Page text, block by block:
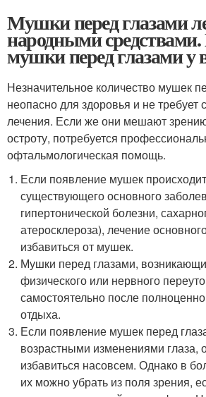
Мушки перед глазами
народными
мушки перед глазами у
Незначительное количество мушек
неопасно для здоровья и не требует
лечения. Если же они мешают
остроту, потребуется
офтальмологическая помощь.
Если появление мушек
существующего основного
гипертонической болезни,
атеросклероза), лечение
избавиться от мушек.
Мушки перед глазами,
физического или нервного
самостоятельно после
отдыха.
Если появление мушек перед
возрастными изменениями глаза,
избавиться насовсем. Однако в
их можно убрать из поля зрения,